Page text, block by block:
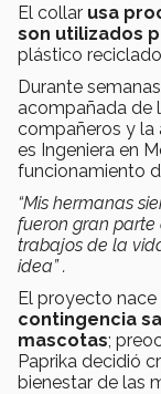
El collar usa
son utilizados
plástico
Durante
acompañada de
compañeros y la
es Ingeniera en
funcionamiento
“Mis hermanas
fueron gran
trabajos de la
idea” .
El proyecto nace
contingencia
mascotas;
Paprika decidió
bienestar de las